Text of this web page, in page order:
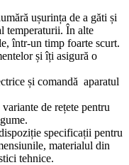
ușurința de a găti și
temperaturii. În alte
într-un timp foarte scurt.
și îți asigură o
și comandă aparatul
de rețete pentru
specificații pentru
materialul din
tehnice.